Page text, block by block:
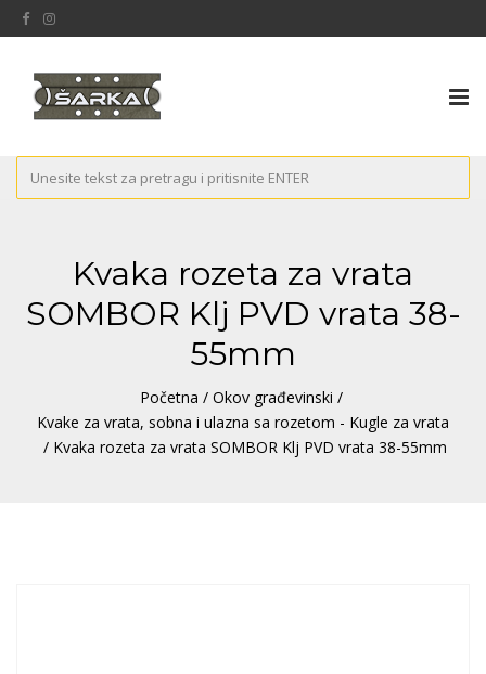
Kvaka rozeta za vrata
SOMBOR Klj PVD vrata 38-
55mm
Početna / Okov građevinski /
Kvake za vrata, sobna i ulazna sa rozetom - Kugle za vrata
/ Kvaka rozeta za vrata SOMBOR Klj PVD vrata 38-55mm